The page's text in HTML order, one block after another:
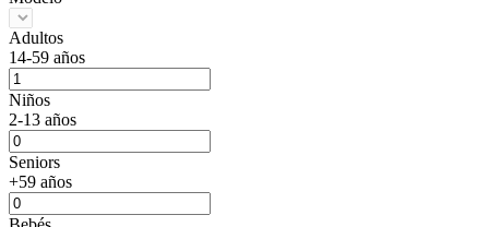
Adultos
14-59 años
Niños
2-13 años
Seniors
+59 años